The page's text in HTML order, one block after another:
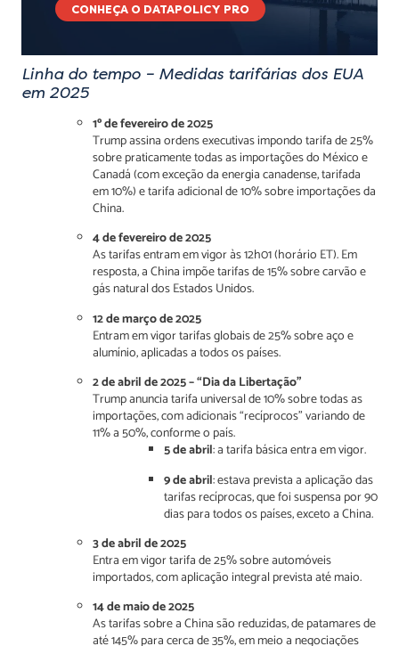
CONHEÇA O DATAPOLICY PRO
Linha do tempo – Medidas tarifárias dos EUA
em 2025
1º de fevereiro de 2025
Trump assina ordens executivas impondo tarifa de 25%
sobre praticamente todas as importações do México e
Canadá (com exceção da energia canadense, tarifada
em 10%) e tarifa adicional de 10% sobre importações da
China.
4 de fevereiro de 2025
As tarifas entram em vigor às 12h01 (horário ET). Em
resposta, a China impõe tarifas de 15% sobre carvão e
gás natural dos Estados Unidos.
12 de março de 2025
Entram em vigor tarifas globais de 25% sobre aço e
alumínio, aplicadas a todos os países.
2 de abril de 2025 – “Dia da Libertação”
Trump anuncia tarifa universal de 10% sobre todas as
importações, com adicionais “recíprocos” variando de
11% a 50%, conforme o país.
5 de abril: a tarifa básica entra em vigor.
9 de abril: estava prevista a aplicação das
tarifas recíprocas, que foi suspensa por 90
dias para todos os países, exceto a China.
3 de abril de 2025
Entra em vigor tarifa de 25% sobre automóveis
importados, com aplicação integral prevista até maio.
14 de maio de 2025
As tarifas sobre a China são reduzidas, de patamares de
até 145% para cerca de 35%, em meio a negociações